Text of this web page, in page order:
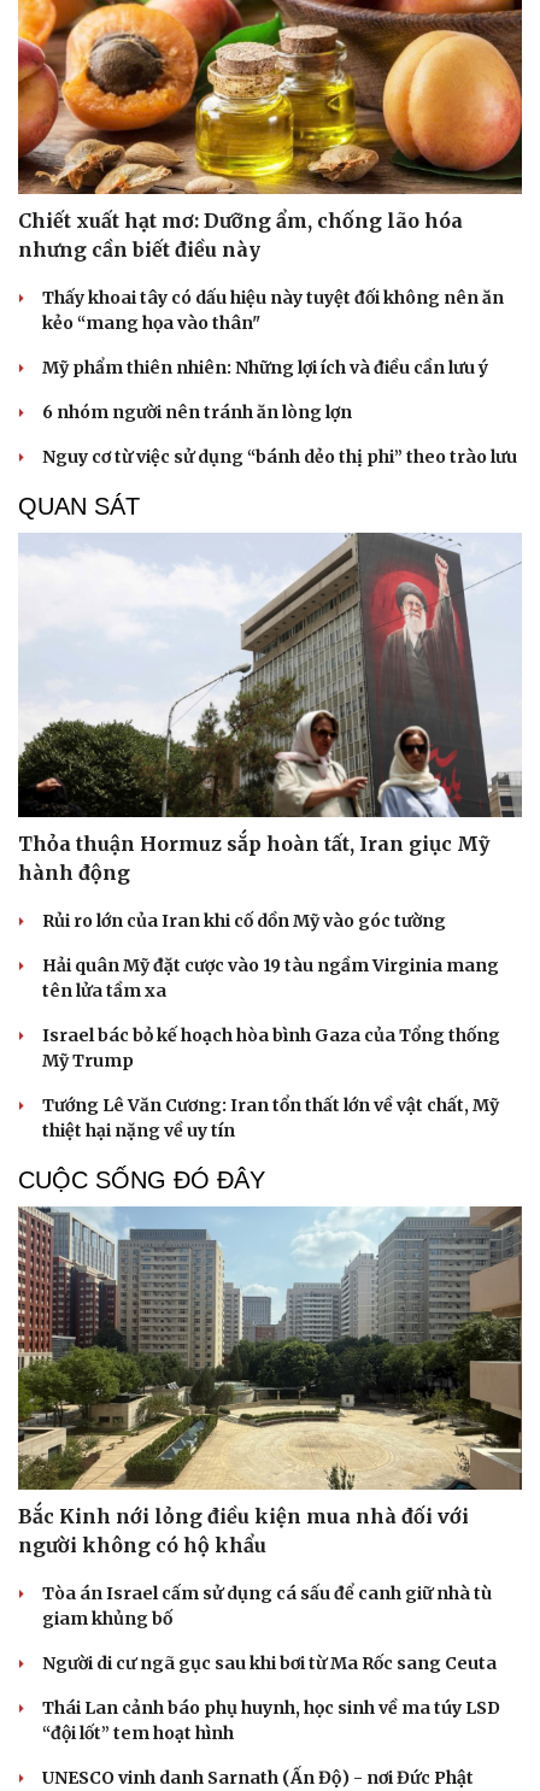
Cải chính
Chiết xuất hạt mơ: Dưỡng ẩm, chống lão hóa
nhưng cần biết điều này
Thấy khoai tây có dấu hiệu này tuyệt đối không nên ăn
kẻo “mang họa vào thân"
Mỹ phẩm thiên nhiên: Những lợi ích và điều cần lưu ý
6 nhóm người nên tránh ăn lòng lợn
Nguy cơ từ việc sử dụng “bánh dẻo thị phi” theo trào lưu
QUAN SÁT
Thỏa thuận Hormuz sắp hoàn tất, Iran giục Mỹ
hành động
Rủi ro lớn của Iran khi cố dồn Mỹ vào góc tường
Hải quân Mỹ đặt cược vào 19 tàu ngầm Virginia mang
tên lửa tầm xa
Israel bác bỏ kế hoạch hòa bình Gaza của Tổng thống
Mỹ Trump
Tướng Lê Văn Cương: Iran tổn thất lớn về vật chất, Mỹ
thiệt hại nặng về uy tín
CUỘC SỐNG ĐÓ ĐÂY
Bắc Kinh nới lỏng điều kiện mua nhà đối với
người không có hộ khẩu
Tòa án Israel cấm sử dụng cá sấu để canh giữ nhà tù
giam khủng bố
Người di cư ngã gục sau khi bơi từ Ma Rốc sang Ceuta
Thái Lan cảnh báo phụ huynh, học sinh về ma túy LSD
“đội lốt” tem hoạt hình
UNESCO vinh danh Sarnath (Ấn Độ) - nơi Đức Phật